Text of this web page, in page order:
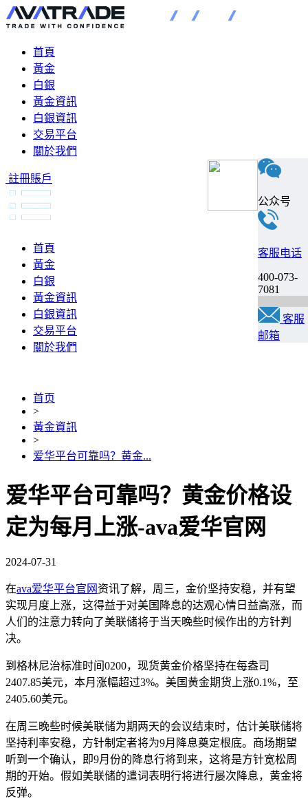
首頁
黃金
白銀
黃金資訊
白銀資訊
交易平台
關於我們
註冊賬戶
首頁
黃金
白銀
黃金資訊
白銀資訊
交易平台
關於我們
首页
>
黃金資訊
>
爱华平台可靠吗？黄金...
爱华平台可靠吗？黄金价格设
定为每月上涨-ava爱华官网
2024-07-31
在ava爱华平台官网 资讯了解，周三，金价坚持安稳，并有望
实现月度上涨，这得益于对美国降息的达观心情日益高涨，而
人们的注意力转向了美联储将于当天晚些时候作出的方针判
决。
到格林尼治标准时间0200，现货黄金价格坚持在每盎司
2407.85美元，本月涨幅超过3%。美国黄金期货上涨0.1%，至
2405.60美元。
在周三晚些时候美联储为期两天的会议结束时，估计美联储将
坚持利率安稳，方针制定者将为9月降息奠定根底。商场期望
听到一个确认，即9月份的降息行将到来，这将是方针宽松周
期的开始。假如美联储的遣词表明行将进行屡次降息，黄金将
反弹。
公众号
客服电话
400-073-
7081
客服
邮箱